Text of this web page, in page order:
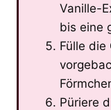
Vanille-
bis eine
Fülle die
Püriere